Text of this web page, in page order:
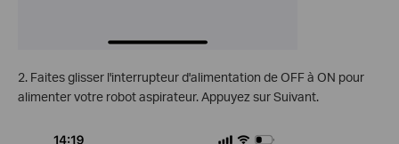
2. Faites glisser l'interrupteur d'alimentation de OFF à ON pour
alimenter votre robot aspirateur. Appuyez sur Suivant.